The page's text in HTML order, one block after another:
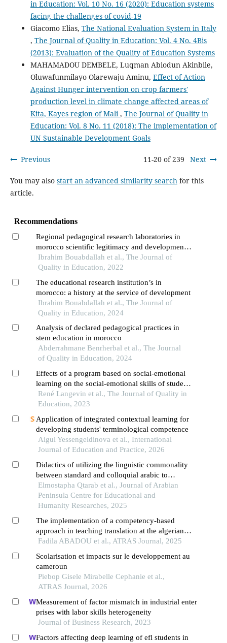
in Education: Vol. 10 No. 16 (2020): Education systems
facing the challenges of covid-19
Giacomo Elias, The National Evaluation System in Italy
, The Journal of Quality in Education: Vol. 4 No. 4Bis
(2013): Evaluation of the Quality of Education Systems
MAHAMADOU DEMBELE, Luqman Abiodun Akinbile,
Oluwafunmilayo Olarewaju Aminu, Effect of Action
Against Hunger intervention on crop farmers'
production level in climate change affected areas of
Kita, Kayes region of Mali , The Journal of Quality in
Education: Vol. 8 No. 11 (2018): The implementation of
UN Sustainable Development Goals
Previous 11-20 of 239 Next
You may also start an advanced similarity search for this
article.
Recommendations
Regional pedagogical research laboratories in
morocco scientific legitimacy and development
challenges
Ibrahim Bouabdallah et al., The Journal of
Quality in Education, 2022
The educational research institution’s in
morocco: a history at the service of development
Ibrahim Bouabdallah et al., The Journal of
Quality in Education, 2024
Analysis of declared pedagogical practices in
stem education in morocco
Abderrahmane Benrherbal et al., The Journal
of Quality in Education, 2024
Effects of a program based on social-emotional
learning on the social-emotional skills of students
attending a french-language school in a minority
setting
René Langevin et al., The Journal of Quality in
Education, 2023
Application of integrated contextual learning for
developing students' terminological competence
Aigul Yessengeldinova et al., International
Journal of Education and Practice, 2026
Didactics of utilizing the linguistic commonality
between standard and colloquial arabic to
enhance language competencies in moroccan
schools
Elmostapha Qtarab et al., Journal of Arabian
Peninsula Centre for Educational and
Humanity Researches, 2025
The implementation of a competency-based
approach in teaching translation at the algerian
university: reality and perspectives
Fadila ABADOU et al., ATRAS Journal, 2025
Scolarisation et impacts sur le developpement au
cameroun
Piebop Gisele Mirabelle Cephanie et al.,
ATRAS Journal, 2026
Measurement of factor mismatch in industrial enter
prises with labor skills heterogeneity
Journal of Business Research, 2023
Factors affecting deep learning of efl students in